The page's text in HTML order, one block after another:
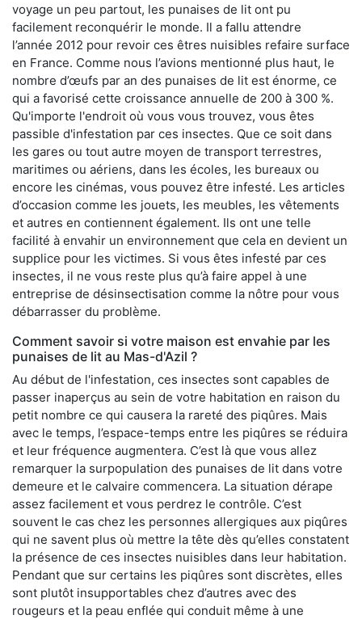
voyage un peu partout, les punaises de lit ont pu
facilement reconquérir le monde. Il a fallu attendre
l’année 2012 pour revoir ces êtres nuisibles refaire surface
en France. Comme nous l’avions mentionné plus haut, le
nombre d’œufs par an des punaises de lit est énorme, ce
qui a favorisé cette croissance annuelle de 200 à 300 %.
Qu'importe l'endroit où vous vous trouvez, vous êtes
passible d'infestation par ces insectes. Que ce soit dans
les gares ou tout autre moyen de transport terrestres,
maritimes ou aériens, dans les écoles, les bureaux ou
encore les cinémas, vous pouvez être infesté. Les articles
d’occasion comme les jouets, les meubles, les vêtements
et autres en contiennent également. Ils ont une telle
facilité à envahir un environnement que cela en devient un
supplice pour les victimes. Si vous êtes infesté par ces
insectes, il ne vous reste plus qu’à faire appel à une
entreprise de désinsectisation comme la nôtre pour vous
débarrasser du problème.
Comment savoir si votre maison est envahie par les
punaises de lit au Mas-d'Azil ?
Au début de l'infestation, ces insectes sont capables de
passer inaperçus au sein de votre habitation en raison du
petit nombre ce qui causera la rareté des piqûres. Mais
avec le temps, l’espace-temps entre les piqûres se réduira
et leur fréquence augmentera. C’est là que vous allez
remarquer la surpopulation des punaises de lit dans votre
demeure et le calvaire commencera. La situation dérape
assez facilement et vous perdrez le contrôle. C’est
souvent le cas chez les personnes allergiques aux piqûres
qui ne savent plus où mettre la tête dès qu’elles constatent
la présence de ces insectes nuisibles dans leur habitation.
Pendant que sur certains les piqûres sont discrètes, elles
sont plutôt insupportables chez d’autres avec des
rougeurs et la peau enflée qui conduit même à une